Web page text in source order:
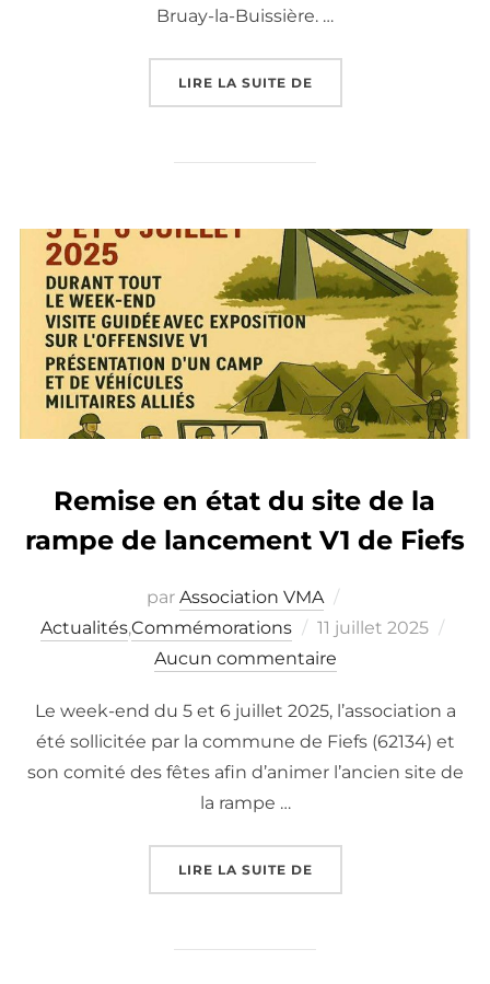
Bruay-la-Buissière. …
LIRE LA SUITE DE« 14 JUILLET 2025 »
Remise en état du site de la
rampe de lancement V1 de Fiefs
par Association VMA
Actualités,Commémorations
Publié
le
11 juillet 2025
Aucun commentaire
Le week-end du 5 et 6 juillet 2025, l’association a
été sollicitée par la commune de Fiefs (62134) et
son comité des fêtes afin d’animer l’ancien site de
la rampe …
LIRE LA SUITE DE« REMISE EN ÉTAT DU